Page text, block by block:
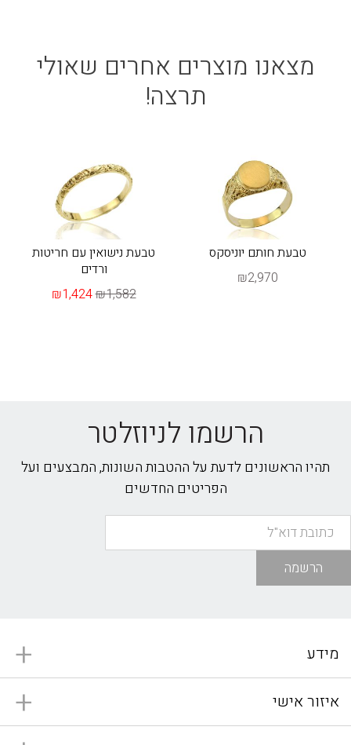
מצאנו מוצרים אחרים שאולי
תרצה!
טבעת חותם יוניסקס
₪2,970
טבעת נישואין עם חריטות
ורדים
₪1,424₪1,582
הרשמו לניוזלטר
תהיו הראשונים לדעת על ההטבות השונות, המבצעים ועל
הפריטים החדשים
הרשמה
מידע
איזור אישי